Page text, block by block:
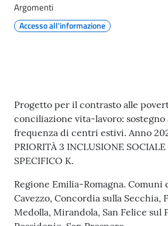
l
i
c
C
o
n
s
i
g
l
Argomenti
Accesso all'informazione
Contenuto
Progetto per il contrasto alle
conciliazione vita-lavoro: sostegno
frequenza di centri estivi. Anno
PRIORITÀ 3 INCLUSIONE
SPECIFICO K.
Regione Emilia-Romagna. Comuni
Cavezzo, Concordia sulla Secchia,
Medolla, Mirandola, San Felice sul